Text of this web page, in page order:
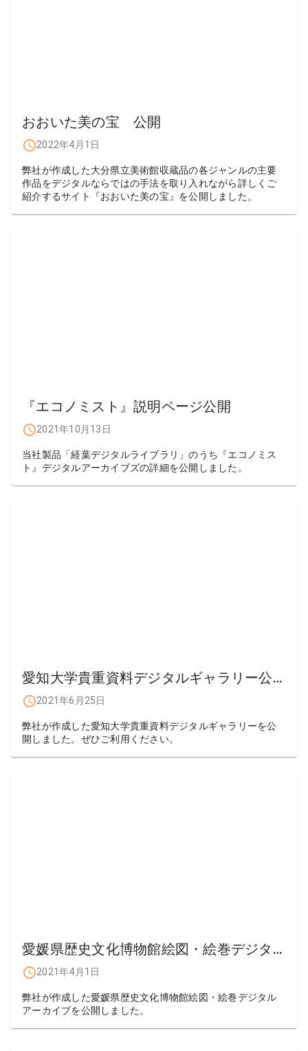
おおいた美の宝 公開
2022年4月1日
弊社が作成した大分県立美術館収蔵品の各ジャンルの主要
作品をデジタルならではの手法を取り入れながら詳しくご
紹介するサイト『おおいた美の宝』を公開しました。
『エコノミスト』説明ページ公開
2021年10月13日
当社製品「経葉デジタルライブラリ」のうち『エコノミス
ト』デジタルアーカイブズの詳細を公開しました。
愛知大学貴重資料デジタルギャラリー公開
2021年6月25日
弊社が作成した愛知大学貴重資料デジタルギャラリーを公
開しました。ぜひご利用ください。
愛媛県歴史文化博物館絵図・絵巻デジタルアーカイブ公開
2021年4月1日
弊社が作成した愛媛県歴史文化博物館絵図・絵巻デジタル
アーカイブを公開しました。